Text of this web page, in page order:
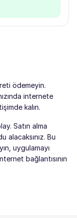
ödemeyin.
internete
kalın.
Satın alma
alacaksınız. Bu
uygulamayı
bağlantısının